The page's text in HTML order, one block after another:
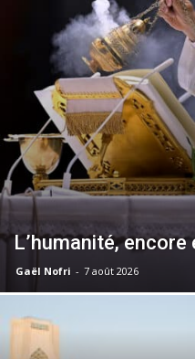
L’humanité,
Gaël Nofri - 7 août 2026